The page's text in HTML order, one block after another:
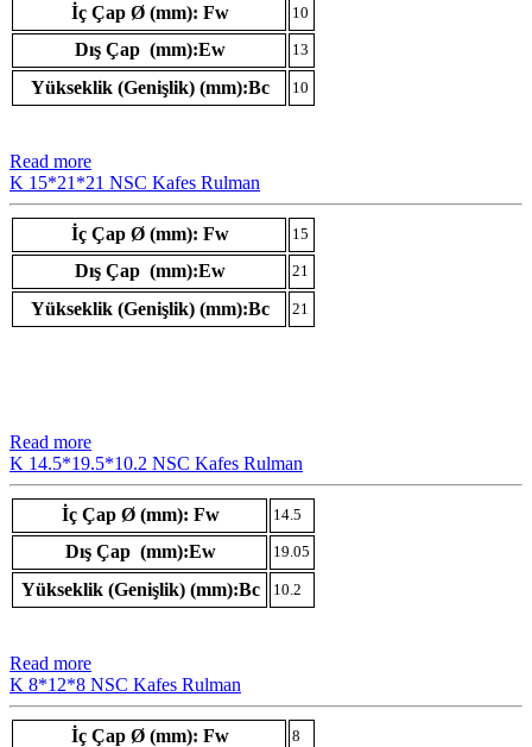
İç Çap Ø (mm): Fw 10
Dış Çap (mm):Ew 13
Yükseklik (Genişlik) (mm):Bc 10
Read more
K 15*21*21 NSC Kafes Rulman
İç Çap Ø (mm): Fw 15
Dış Çap (mm):Ew 21
Yükseklik (Genişlik) (mm):Bc 21
Read more
K 14.5*19.5*10.2 NSC Kafes Rulman
İç Çap Ø (mm): Fw 14.5
Dış Çap (mm):Ew 19.05
Yükseklik (Genişlik) (mm):Bc 10.2
Read more
K 8*12*8 NSC Kafes Rulman
İç Çap Ø (mm): Fw 8